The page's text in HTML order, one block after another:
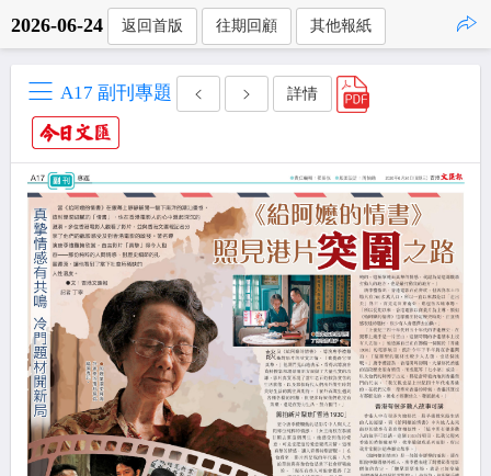
2026-06-24 返回首版 往期回顧 其他報紙
A17 副刊專題 詳情
點擊複製